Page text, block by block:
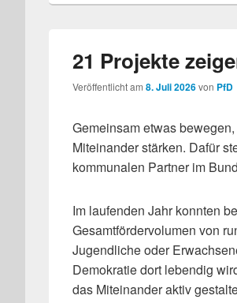
21 Projekte
Veröffentlicht am 8. Juli 2026von PfD
Gemeinsam etwas
Miteinander stärken. Dafür
kommunalen Partner im
Im laufenden Jahr konnten
Gesamtfördervolumen von
Jugendliche oder
Demokratie dort lebendig
das Miteinander aktiv